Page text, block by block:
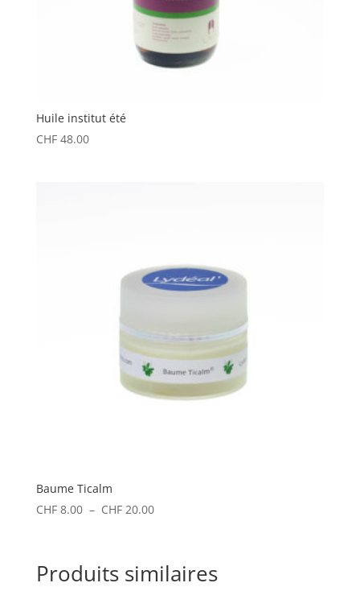
Huile institut été
CHF48.00
Baume Ticalm
CHF8.00 – CHF20.00Plage
CHF 8.00
à
Produits similaires